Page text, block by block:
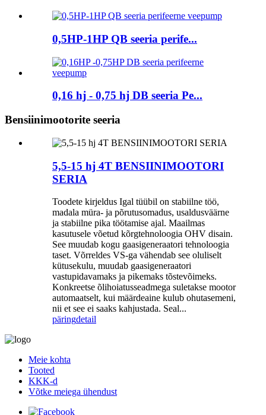
0,5HP-1HP QB seeria perife...
0,16 hj - 0,75 hj DB seeria Pe...
Bensiinimootorite seeria
5,5-15 hj 4T BENSIINIMOOTORI
SERIA
Toodete kirjeldus Igal tüübil on stabiilne töö,
madala müra- ja põrutusomadus, usaldusväärne
ja stabiilne pika töötamise ajal. Maailmas
kasutusele võetud kõrgtehnoloogia OHV disain.
See muudab kogu gaasigeneraatori tehnoloogia
taset. Võrreldes VS-ga vähendab see oluliselt
kütusekulu, muudab gaasigeneraatori
vastupidavamaks ja pikemaks tõstevõimeks.
Konkreetse õlihoiatusseadmega suletakse mootor
automaatselt, kui määrdeaine kulub ohutasemeni,
nii et see ei saaks kahjustada. Seal...
päringdetail
Meie kohta
Tooted
KKK-d
Võtke meiega ühendust